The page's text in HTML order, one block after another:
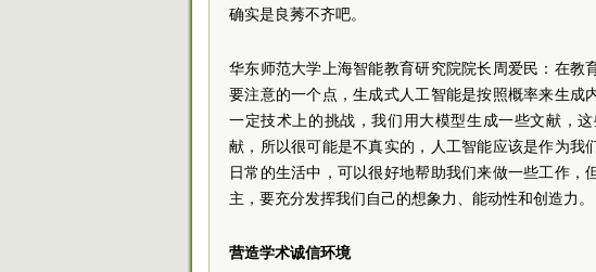
确实是良莠不齐吧。
华东师范大学上海智能教育研究院院长 周爱民：在教
要注意的一个点，生成式人工智能是按照概率来生成
一定技术上的挑战，我们用大模型生成一些文献，
献，所以很可能是不真实的，人工智能应该是作为我
日常的生活中，可以很好地帮助我们来做一些工作
主，要充分发挥我们自己的想象力、能动性和创造力。
营造学术诚信环境